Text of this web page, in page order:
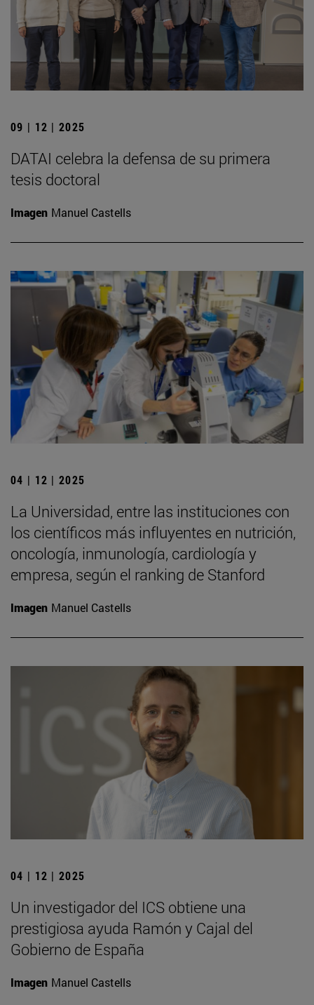
09 | 12 | 2025
DATAI celebra la defensa de su primera
tesis doctoral
Imagen Manuel Castells
04 | 12 | 2025
La Universidad, entre las instituciones con
los científicos más influyentes en nutrición,
oncología, inmunología, cardiología y
empresa, según el ranking de Stanford
Imagen Manuel Castells
04 | 12 | 2025
Un investigador del ICS obtiene una
prestigiosa ayuda Ramón y Cajal del
Gobierno de España
Imagen Manuel Castells